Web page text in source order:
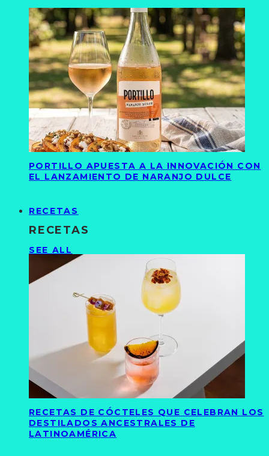
PORTILLO APUESTA A LA INNOVACIÓN CON
EL LANZAMIENTO DE NARANJO DULCE
RECETAS
RECETAS
SEE ALL
RECETAS DE CÓCTELES QUE CELEBRAN LOS
DESTILADOS ANCESTRALES DE
LATINOAMÉRICA